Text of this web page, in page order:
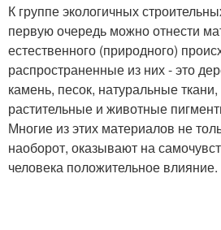
К группе экологичных
первую очередь можно отнести
естественного (природного)
распространенные из них - это
камень, песок, натуральные
растительные и животные
Многие из этих материалов не
наоборот, оказывают на
человека положительное влияние.